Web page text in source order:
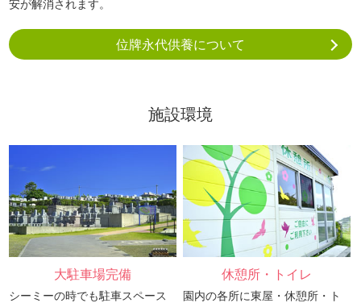
安が解消されます。
位牌永代供養について
施設環境
大駐車場完備
シーミーの時でも駐車スペース
休憩所・トイレ
園内の各所に東屋・休憩所・ト